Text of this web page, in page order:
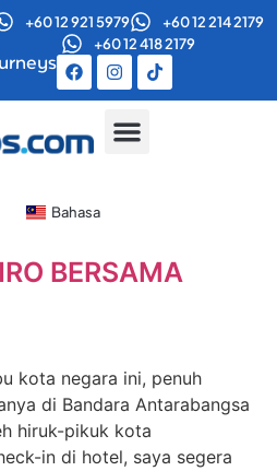
+60 12 921 5979
+60 12 214 2179
+60 12 418 2179
Bahasa
BERSAMA
kota negara ini, penuh
di Bandara Antarabangsa
hiruk-pikuk kota
in di hotel, saya segera